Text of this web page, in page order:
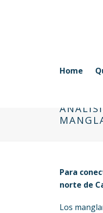
Home
Para
norte de
Los